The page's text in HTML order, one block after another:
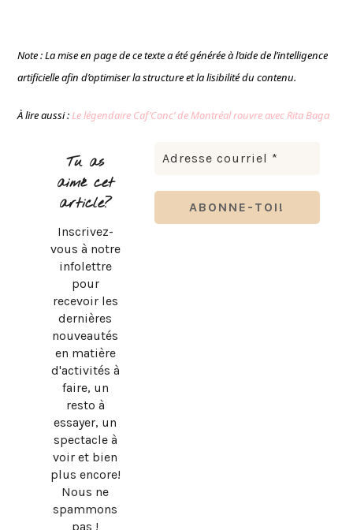
Note : La mise en page de ce texte a été générée à l’aide de l’intelligence
artificielle afin d’optimiser la structure et la lisibilité du contenu.
À lire aussi :Le légendaire Caf’Conc’ de Montréal rouvre avec Rita Baga
Tu as
aimé cet
article?
Inscrivez-
vous à notre
infolettre
pour
recevoir les
dernières
nouveautés
en matière
d'activités à
faire, un
resto à
essayer, un
spectacle à
voir et bien
plus encore!
Nous ne
spammons
pas !